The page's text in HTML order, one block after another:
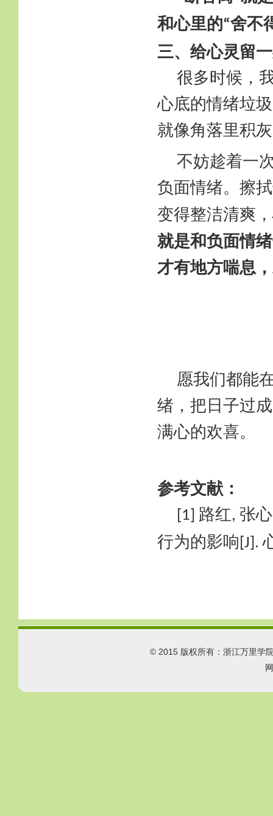
和心里的“舍不
三、给心灵留
很多时候，
心底的情绪垃
就像角落里积
不妨趁着一
负面情绪。擦
变得整洁清爽
就是和负面情
才有地方喘息
愿我们都能
绪，把日子过
满心的欢喜。
参考文献：
[1] 路红, 张
行为的影响 [J].
© 2015 版权所有：浙江万里学